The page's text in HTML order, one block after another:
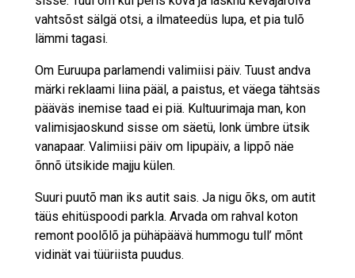
vahtsõst sälgä otsi, a ilmateedüs lupa, et pia tulõ
lämmi tagasi.
Om Euruupa parlamendi valimiisi päiv. Tuust andva
märki reklaami liina pääl, a paistus, et väega tähtsäs
pääväs inemise taad ei piä. Kultuurimaja man, kon
valimisjaoskund sisse om säetü, lonk ümbre ütsik
vanapaar. Valimiisi päiv om lipupäiv, a lippõ näe
õnnõ ütsikide majju külen.
Suuri puutõ man iks autit sais. Ja nigu õks, om autit
täüs ehitüspoodi parkla. Arvada om rahval koton
remont poolõlõ ja pühäpäävä hummogu tull’ mõnt
vidinät vai tüüriista puudus.